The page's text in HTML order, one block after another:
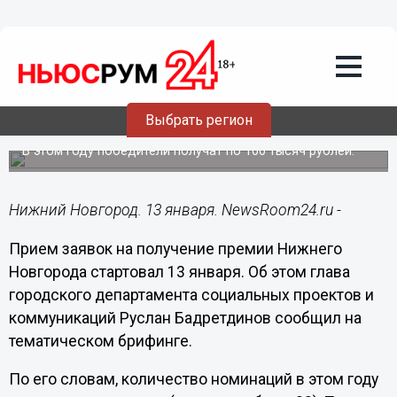
Выбрать регион
13.01.202017:53
Стартовал прием заявок на получение
премии Нижнего Новгорода
В этом году победители получат по 100 тысяч рублей.
Нижний Новгород. 13 января. NewsRoom24.ru -
Прием заявок на получение премии Нижнего
Новгорода стартовал 13 января. Об этом глава
городского департамента социальных проектов и
коммуникаций Руслан Бадретдинов сообщил на
тематическом брифинге.
По его словам, количество номинаций в этом году